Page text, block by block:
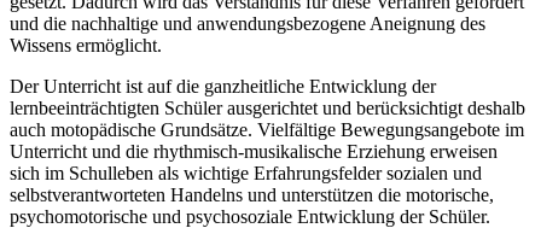
und die nachhaltige und anwendungsbezogene Aneignung des
Wissens ermöglicht.
Der Unterricht ist auf die ganzheitliche Entwicklung der
lernbeeinträchtigten Schüler ausgerichtet und berücksichtigt deshalb
auch motopädische Grundsätze. Vielfältige Bewegungsangebote im
Unterricht und die rhythmisch-musikalische Erziehung erweisen
sich im Schulleben als wichtige Erfahrungsfelder sozialen und
selbstverantworteten Handelns und unterstützen die motorische,
psychomotorische und psychosoziale Entwicklung der Schüler.